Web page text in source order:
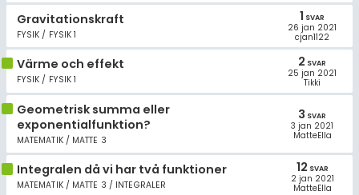
Gravitationskraft
FYSIK / FYSIK 1
1 SVAR
26 jan 2021
cjan1122
Värme och effekt
FYSIK / FYSIK 1
2 SVAR
25 jan 2021
Tikki
Geometrisk summa eller
exponentialfunktion?
MATEMATIK / MATTE 3
3 SVAR
3 jan 2021
MatteElla
Integralen då vi har två funktioner
MATEMATIK / MATTE 3 / INTEGRALER
12 SVAR
2 jan 2021
MatteElla